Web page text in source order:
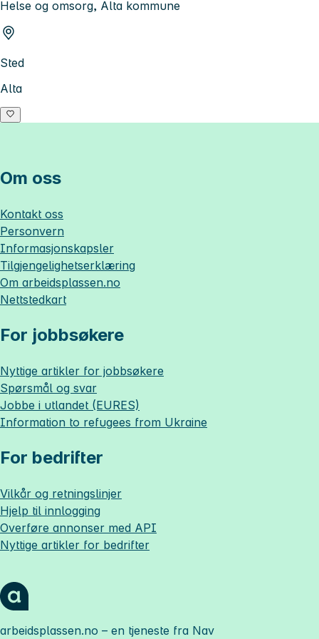
Helse og omsorg, Alta kommune
Sted
Alta
Om oss
Kontakt oss
Personvern
Informasjonskapsler
Tilgjengelighetserklæring
Om arbeidsplassen.no
Nettstedkart
For jobbsøkere
Nyttige artikler for jobbsøkere
Spørsmål og svar
Jobbe i utlandet (EURES)
Information to refugees from Ukraine
For bedrifter
Vilkår og retningslinjer
Hjelp til innlogging
Overføre annonser med API
Nyttige artikler for bedrifter
arbeidsplassen.no – en tjeneste fra Nav